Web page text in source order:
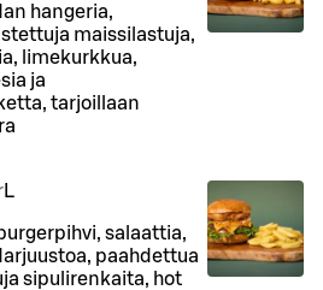
hangeria,
maissilastuja,
limekurkkua,
ja
tarjoillaan
L
salaattia,
paahdettua
sipulirenkaita, hot